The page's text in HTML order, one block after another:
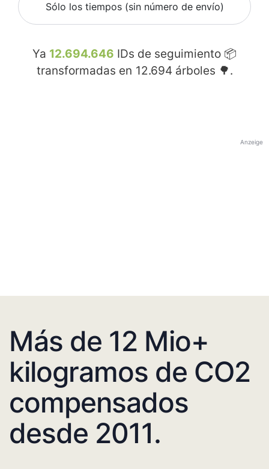
Sólo los tiempos (sin número de envío)
Ya 12.694.646 IDs de seguimiento 📦
transformadas en 12.694 árboles 🌳.
Anzeige
Más de 12 Mio+
kilogramos de CO2
compensados
desde 2011.